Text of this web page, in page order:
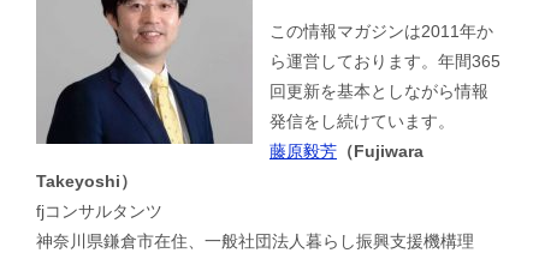
この情報マガジンは2011年か
ら運営しております。年間365
回更新を基本としながら情報
発信をし続けています。
藤原毅芳 （Fujiwara
Takeyoshi）
fjコンサルタンツ
神奈川県鎌倉市在住、一般社団法人暮らし振興支援機構理